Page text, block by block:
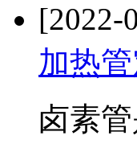
[2022-
加热
卤素